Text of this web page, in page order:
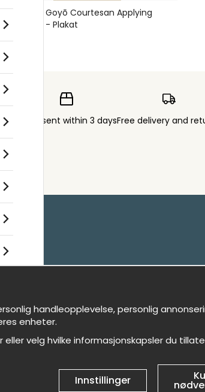
Goyō Courtesan Applying
Lipstick No1 - Plakat
96
Order sent within 3 daysFree delivery and
- enkelt, snabbt &amp; gratis
handleopplevelse, personlig
enheter.
eller velg hvilke informasjonskapsler du
Innstillinger